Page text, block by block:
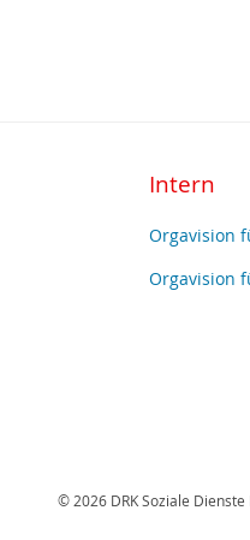
Intern
Orgavision
Orgavision
© 2026 DRK Soziale